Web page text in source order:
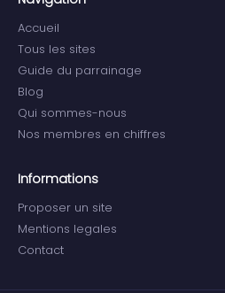
Accueil
Tous les sites
Guide du parrainage
Blog
Qui sommes-nous
Nos membres en chiffres
Informations
Proposer un site
Mentions legales
Contact